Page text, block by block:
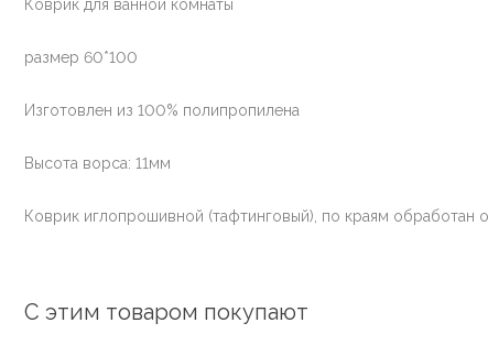
Коврик для ванной комнаты
размер 60*100
Изготовлен из 100% полипропилена
Высота ворса: 11мм
Коврик иглопрошивной (тафтинговый), по краям обработан
С этим товаром покупают